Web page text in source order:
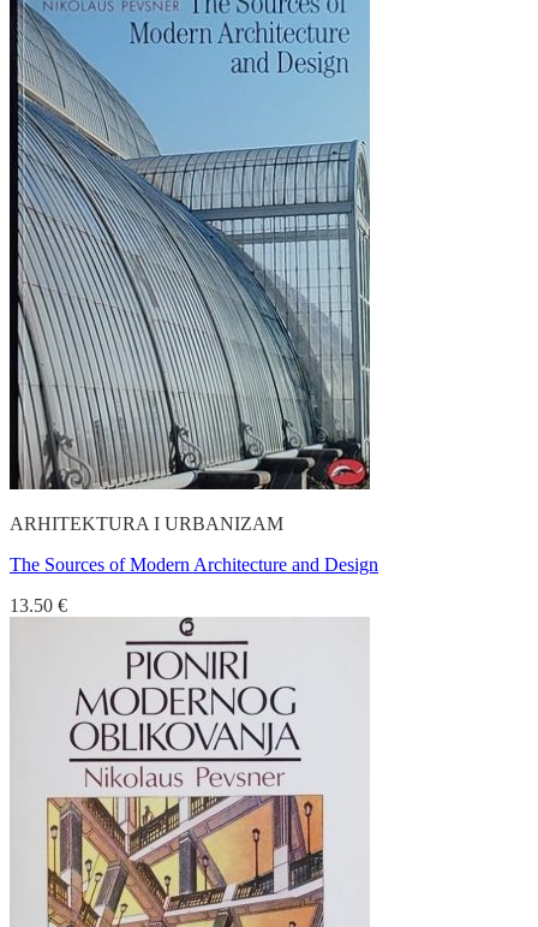
ARHITEKTURA I URBANIZAM
The Sources of Modern Architecture and Design
13.50 €